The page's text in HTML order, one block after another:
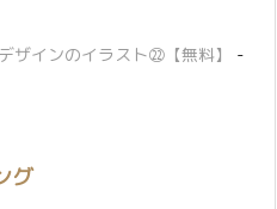
ザインのイラスト㉒【無料】
-
グ